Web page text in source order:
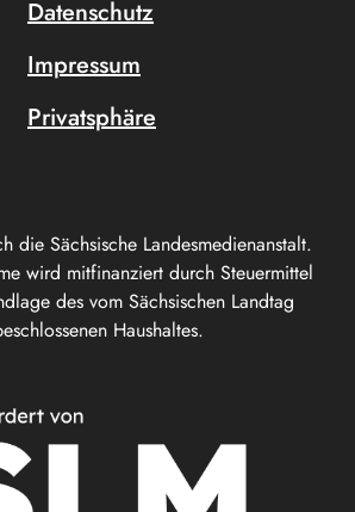
die Sächsische Landesmedienanstalt.
wird mitfinanziert durch Steuermittel
des vom Sächsischen Landtag
Haushaltes.
Datenschutz
Impressum
Privatsphäre